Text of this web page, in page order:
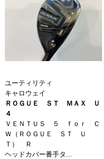
ユーティリティ
キャロウェイ
ＲＯＧＵＥ ＳＴ ＭＡＸ Ｕ
４
ＶＥＮＴＵＳ ５ ｆｏｒ Ｃ
Ｗ（ＲＯＧＵＥ ＳＴ Ｕ
Ｔ） Ｒ
ヘッドカバー番手タ...